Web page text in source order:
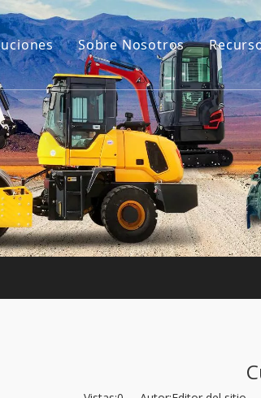
excavadoras
pequeña
Sobre Nosotros
Nuestra historia
Nuestra ventaja